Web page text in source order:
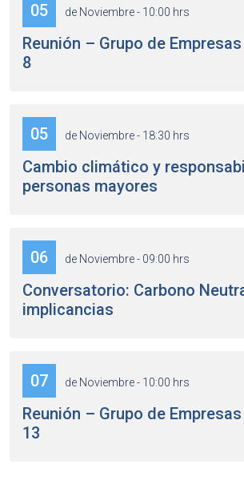
05 de Noviembre - 10:00 hrs
Reunión – Grupo de
8
05 de Noviembre - 18:30 hrs
Cambio climático y
personas mayores
06 de Noviembre - 09:00 hrs
Conversatorio: Carbono
implicancias
07 de Noviembre - 10:00 hrs
Reunión – Grupo de
13